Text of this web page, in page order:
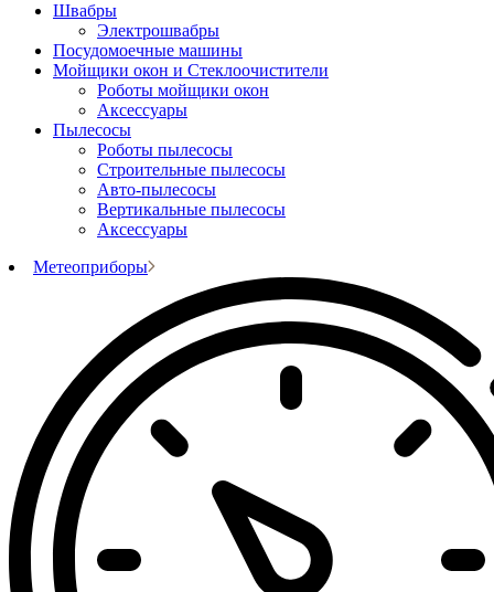
Швабры
Электрошвабры
Посудомоечные машины
Мойщики окон и Стеклоочистители
Роботы мойщики окон
Аксессуары
Пылесосы
Роботы пылесосы
Строительные пылесосы
Авто-пылесосы
Вертикальные пылесосы
Аксессуары
Метеоприборы